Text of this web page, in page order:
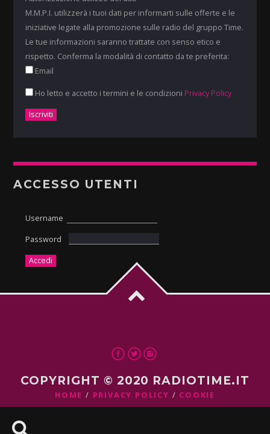
M.M.P.I. utilizzerà i tuoi dati per informarti sulle offerte e le
iniziative legate alla promozione sulle radio del gruppo Time.
Le tue informazioni saranno trattate con senso etico e
rispetto. Conferma la modalità di contatto da te preferita:
Email
Ho letto e accetto i termini e le condizioni Privacy Policy
ACCESSO UTENTI
Username
Password
COPYRIGHT © 2020 RADIOTIME.IT
HOME PRIVACY POLICY COOKIE